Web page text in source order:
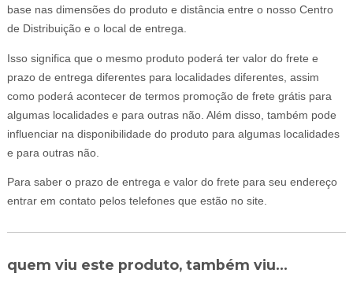
base nas dimensões do produto e distância entre o nosso Centro
de Distribuição e o local de entrega.
Isso significa que o mesmo produto poderá ter valor do frete e
prazo de entrega diferentes para localidades diferentes, assim
como poderá acontecer de termos promoção de frete grátis para
algumas localidades e para outras não. Além disso, também pode
influenciar na disponibilidade do produto para algumas localidades
e para outras não.
Para saber o prazo de entrega e valor do frete para seu endereço
entrar em contato pelos telefones que estão no site.
quem viu este produto, também viu...